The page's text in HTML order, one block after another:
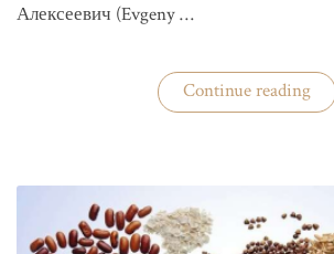
Алексеевич (Evgeny …
Continue reading